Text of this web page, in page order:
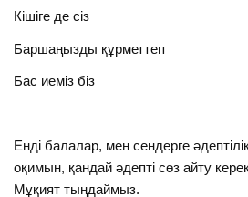
Кішіге де сіз
Баршаңызды құрметтеп
Бас иеміз біз
Енді балалар, мен сендерге
оқимын, қандай әдепті сөз айту
Мұқият тыңдаймыз.